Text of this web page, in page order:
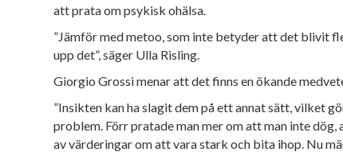
attprata om psykisk ohälsa.
”Jämför med metoo, som inte betyder att det blivit
upp det”, säger Ulla Risling.
Giorgio Grossi menar att det finns en ökande
”Insikten kan ha slagit dem på ett annat sätt, vilket
problem. Förr pratade man mer om att man inte
av värderingarom att vara stark och bita ihop. Nu